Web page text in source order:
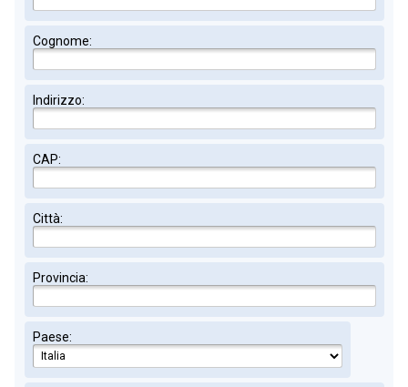
Cognome:
Indirizzo:
CAP:
Città:
Provincia:
Paese: